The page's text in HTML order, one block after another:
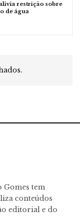
restrição sobre
de água
Gomes tem
conteúdos
editorial e do